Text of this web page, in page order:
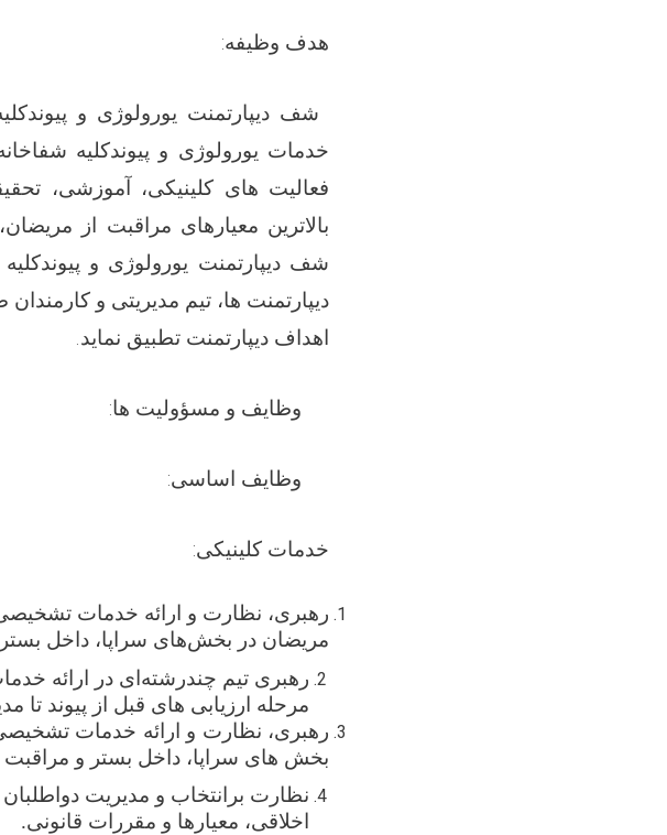
هدف وظیفه:
شف دیپارتمنت یورولوژی و
خدمات یورولوژی و پیوندکلیه
فعالیت های کلینیکی، آموزشی،
بالاترین معیارهای مراقبت از
شف دیپارتمنت یورولوژی و پیوندکلیه
دیپارتمنت‌ ها، تیم مدیریتی و
اهداف دیپارتمنت تطبیق نماید.
وظایف و مسؤولیت ها:
وظایف اساسی:
خدمات کلینیکی:
رهبری، نظارت و ارائه خدمات تشخیصی
مریضان در بخش‌های سراپا، داخل
رهبری تیم چندرشته‌ای در ارائه
مرحله ارزیابی ‌های قبل از پیوند تا
رهبری، نظارت و ارائه خدمات تشخیصی
بخش‌ های سراپا، داخل بستر و
نظارت برانتخاب و مدیریت
اخلاقی، معیارها و مقررات قانونی.